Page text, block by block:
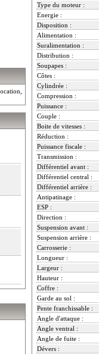
Type du moteur :
Energie :
Disposition :
Alimentation :
Suralimentation :
Distribution :
Soupapes :
Côtes :
Cylindrée :
Compression :
Puissance :
Couple :
Boite de vitesses :
Réduction :
Puissance fiscale :
Transmission :
Différentiel avant :
Différentiel central :
Différentiel arrière :
Antipatinage :
ESP :
Direction :
Suspension avant :
Suspension arrière :
Carrosserie :
Longueur :
Largeur :
Hauteur :
Coffre :
Garde au sol :
Pente franchissable :
Angle d'attaque :
Angle ventral :
Angle de fuite :
Dévers :